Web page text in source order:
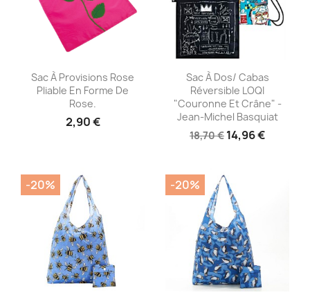
Aperçu rapide
Sac À Provisions Rose
Pliable En Forme De
Rose.
2,90 €
Aperçu rapide
Sac À Dos/ Cabas
Réversible LOQI
"Couronne Et Crâne" -
Jean-Michel Basquiat
18,70 € 14,96 €
-20% -20%